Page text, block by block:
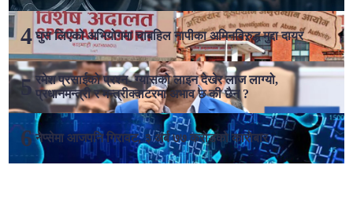
घुस लिएको अभियोगमा चाबहिल नापीका अमिनविरुद्ध मुद्दा दायर
रमेश प्रसाईको प्रश्न- ग्यासको लाइन देखेर लाज लाग्यो,
प्रधानमन्त्री र मन्त्रीक्वाटरमा अभाव छ की छैन ?
नेप्सेमा आजपनि गिरावट, ३ अर्ब ७७ करोडको कारोबार